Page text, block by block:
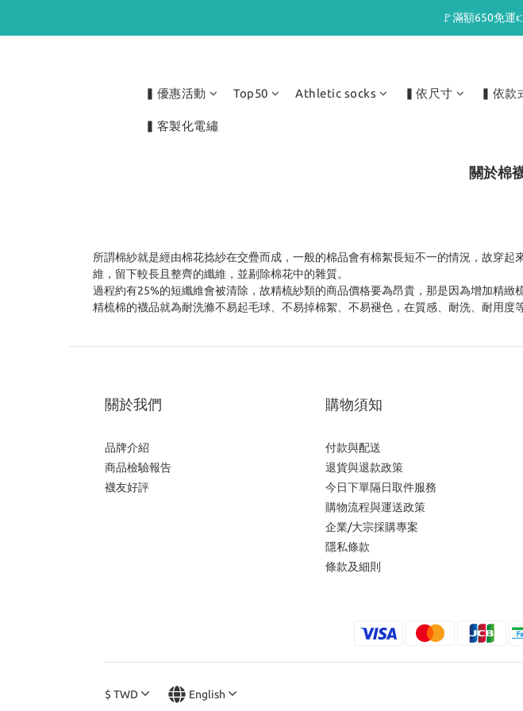
🚩滿額650免運
▍優惠活動 Top50 Athletic socks ▍依尺寸 ▍依款
▍客製化電繡
關於棉
所謂棉紗就是經由棉花捻紗在交疊而成，一般的棉品會有棉絮長短不一的情況，故穿
維，留下較長且整齊的纖維，並剔除棉花中的雜質。
過程約有25%的短纖維會被清除，故精梳紗類的商品價格要為昂貴，那是因為增加精
精梳棉的襪品就為耐洗滌不易起毛球、不易掉棉絮、不易褪色，在質感、耐洗、耐用度
關於我們
品牌介紹
商品檢驗報告
襪友好評
購物須知
付款與配送
退貨與退款政策
今日下單隔日取件服務
購物流程與運送政策
企業/大宗採購專案
隱私條款
條款及細則
$ TWD English